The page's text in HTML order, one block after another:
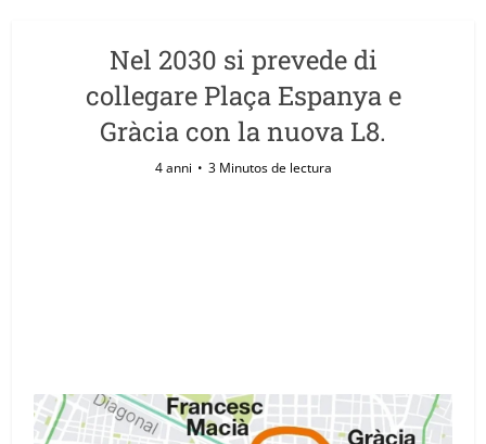
Nel 2030 si prevede di
collegare Plaça Espanya e
Gràcia con la nuova L8.
4 anni 3 Minutos de lectura